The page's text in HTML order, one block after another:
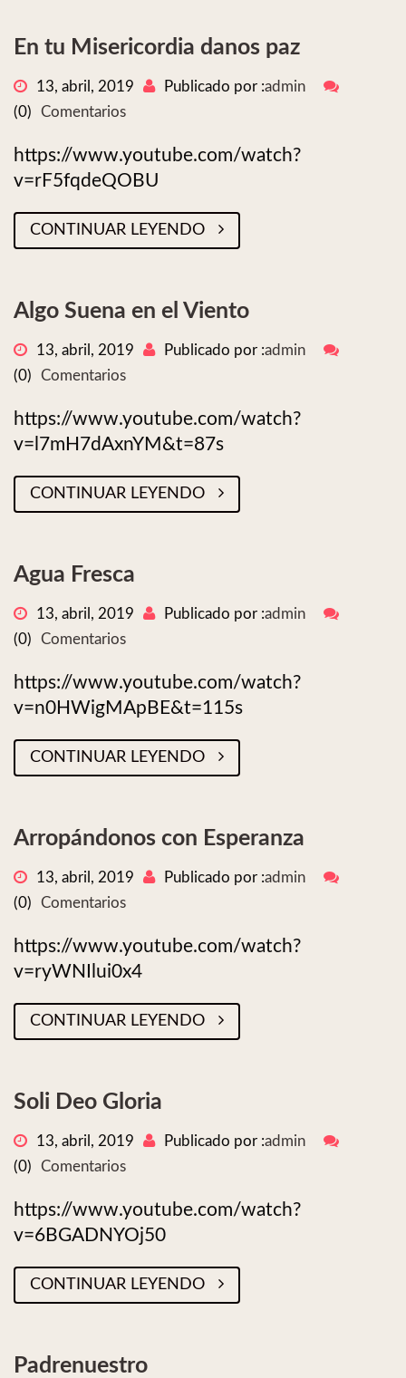
En tu Misericordia danos paz
13, abril, 2019 Publicado por :admin
(0)
Comentarios
https://www.youtube.com/watch?
v=rF5fqdeQOBU
CONTINUAR LEYENDO
Algo Suena en el Viento
13, abril, 2019 Publicado por :admin
(0)
Comentarios
https://www.youtube.com/watch?
v=l7mH7dAxnYM&t=87s
CONTINUAR LEYENDO
Agua Fresca
13, abril, 2019 Publicado por :admin
(0)
Comentarios
https://www.youtube.com/watch?
v=n0HWigMApBE&t=115s
CONTINUAR LEYENDO
Arropándonos con Esperanza
13, abril, 2019 Publicado por :admin
(0)
Comentarios
https://www.youtube.com/watch?
v=ryWNIlui0x4
CONTINUAR LEYENDO
Soli Deo Gloria
13, abril, 2019 Publicado por :admin
(0)
Comentarios
https://www.youtube.com/watch?
v=6BGADNYOj50
CONTINUAR LEYENDO
Padrenuestro